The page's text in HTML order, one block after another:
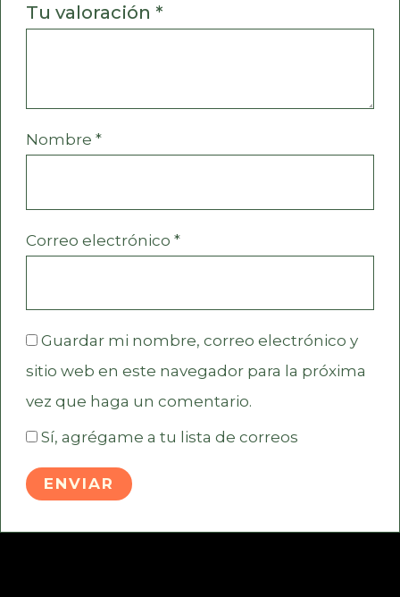
Tu valoración *
Nombre*
Correo electrónico*
Guardar mi nombre, correo electrónico y
sitio web en este navegador para la próxima
vez que haga un comentario.
Sí, agrégame a tu lista de correos